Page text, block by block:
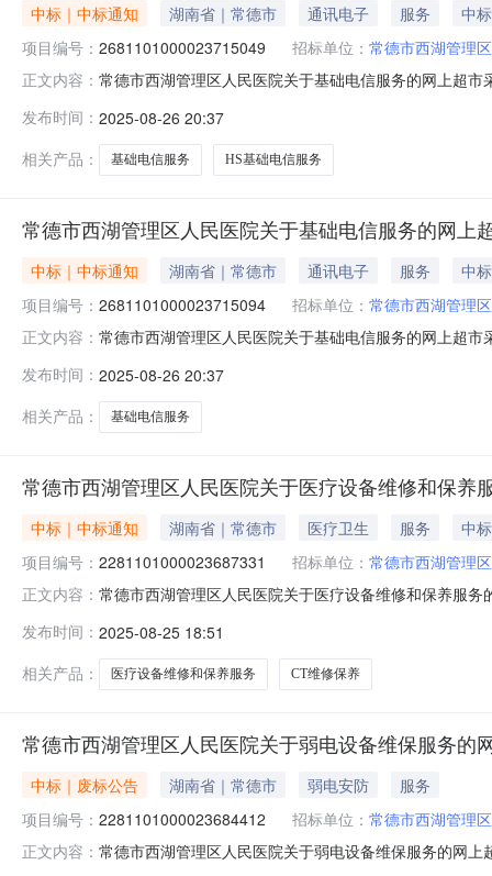
中标｜中标通知 湖南省｜常德市 通讯电子 服务
中
项目编号： 2681101000023715049 招标单位： 常德市西湖管理
正文内容： 常德市西湖管理区人民医院关于基础电信服务的网上超
在行政区划名称:湖南省常德市西湖管理区报价起止时间
发布时间： 2025-08-26 20:37
相关产品：
基础电信服务 HS基础电信服务
常德市西湖管理区人民医院关于基础电信服务的网上
中标｜中标通知 湖南省｜常德市 通讯电子 服务
中
项目编号： 2681101000023715094 招标单位： 常德市西湖管理
正文内容： 常德市西湖管理区人民医院关于基础电信服务的网上超
在行政区划名称:湖南省常德市西湖管理区报价起止时间
发布时间： 2025-08-26 20:37
相关产品：
基础电信服务
常德市西湖管理区人民医院关于医疗设备维修和保养
中标｜中标通知 湖南省｜常德市 医疗卫生 服务
中
项目编号： 2281101000023687331 招标单位： 常德市西湖管理
正文内容： 常德市西湖管理区人民医院关于医疗设备维修和保养服
目所在行政区划编码:430714项目所在行政区划名称:湖
发布时间： 2025-08-25 18:51
相关产品：
医疗设备维修和保养服务 CT维修保养
常德市西湖管理区人民医院关于弱电设备维保服务的
中标｜废标公告 湖南省｜常德市 弱电安防
服务
项目编号： 2281101000023684412 招标单位： 常德市西湖管理
正文内容： 常德市西湖管理区人民医院关于弱电设备维保服务的网